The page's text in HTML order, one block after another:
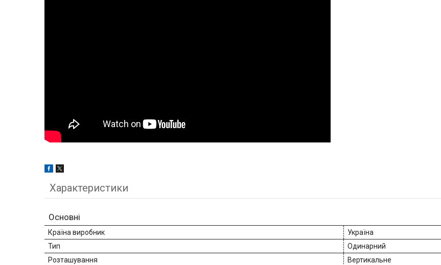
Характеристики
Основні
Країна виробник
Україна
Тип
Одинарний
Розташування
Вертикальне